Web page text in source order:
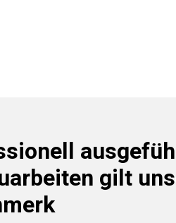
gilt